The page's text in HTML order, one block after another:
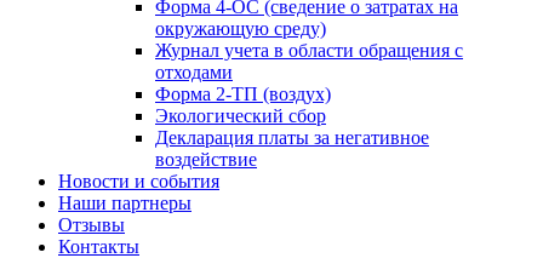
Форма 4-ОС (сведение о затратах на
окружающую среду)
Журнал учета в области обращения с
отходами
Форма 2-ТП (воздух)
Экологический сбор
Декларация платы за негативное
воздействие
Новости и события
Наши партнеры
Отзывы
Контакты